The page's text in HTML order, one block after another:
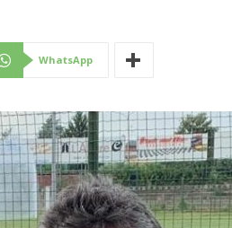
Mantova
WhatsApp